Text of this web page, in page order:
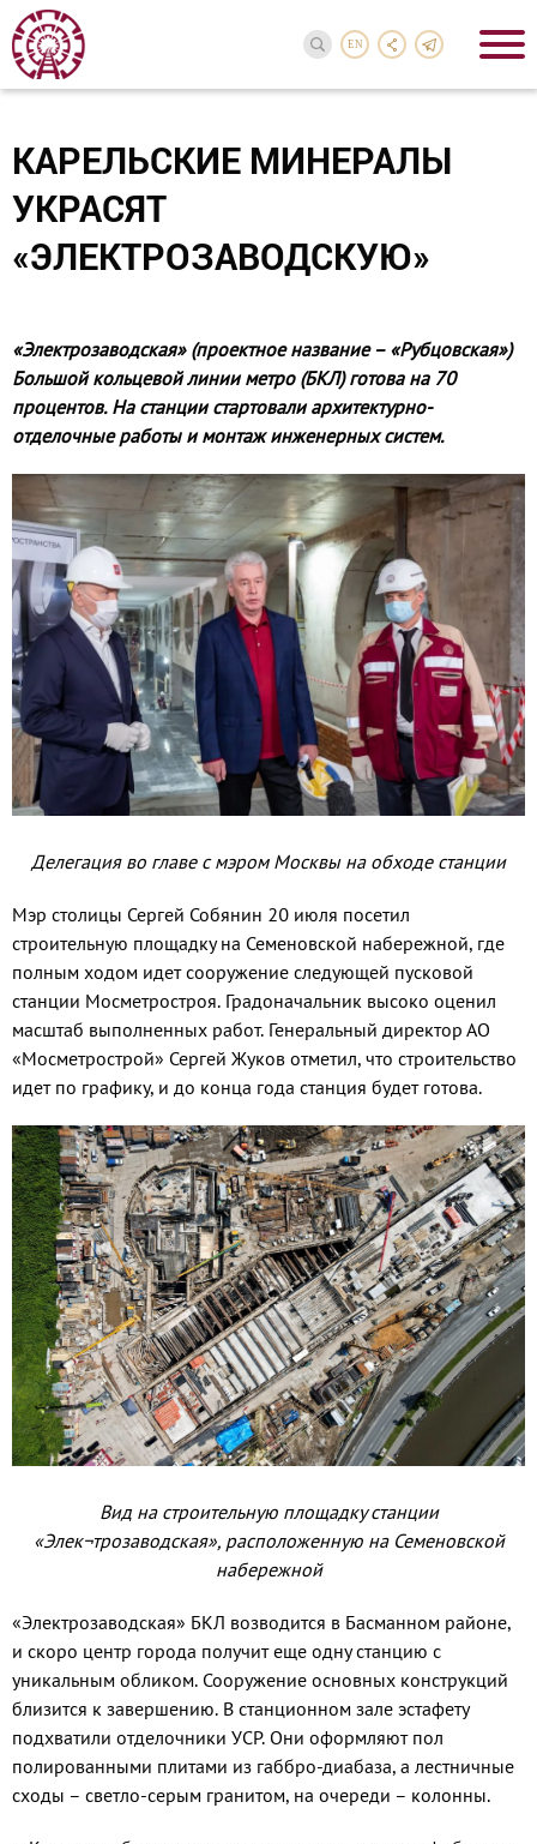
EN
КАРЕЛЬСКИЕ МИНЕРАЛЫ
УКРАСЯТ
«ЭЛЕКТРОЗАВОДСКУЮ»
«Электрозаводская» (проектное название – «Рубцовская»)
Большой кольцевой линии метро (БКЛ) готова на 70
процентов. На станции стартовали архитектурно-
отделочные работы и монтаж инженерных систем.
Делегация во главе с мэром Москвы на обходе станции
Мэр столицы Сергей Собянин 20 июля посетил
строительную площадку на Семеновской набережной, где
полным ходом идет сооружение следующей пусковой
станции Мосметростроя. Градоначальник высоко оценил
масштаб выполненных работ. Генеральный директор АО
«Мосметрострой» Сергей Жуков отметил, что строительство
идет по графику, и до конца года станция будет готова.
Вид на строительную площадку станции
«Элек¬трозаводская», расположенную на Семеновской
набережной
«Электрозаводская» БКЛ возводится в Басманном районе,
и скоро центр города получит еще одну станцию с
уникальным обликом. Сооружение основных конструкций
близится к завершению. В станционном зале эстафету
подхватили отделочники УСР. Они оформляют пол
полированными плитами из габбро-диабаза, а лестничные
сходы – светло-серым гранитом, на очереди – колонны.